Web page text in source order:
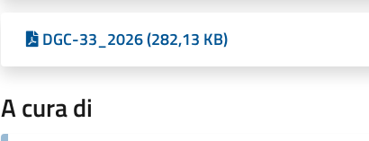
DGC-33_2026 (282,13 KB)
A cura di